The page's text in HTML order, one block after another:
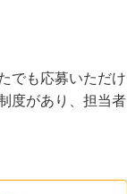
でも応募いただけ
度があり、担当者